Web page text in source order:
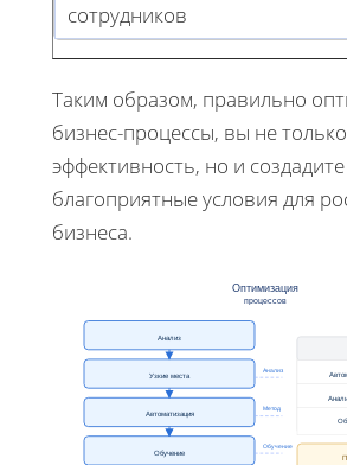
сотрудников
Таким образом, правильно
бизнес-процессы, вы не
эффективность, но и
благоприятные условия для
бизнеса.
Оптимизация
процессов
Анализ
Узкие места
Автоматизация
Обучение
Метод
Анализ
Обучение